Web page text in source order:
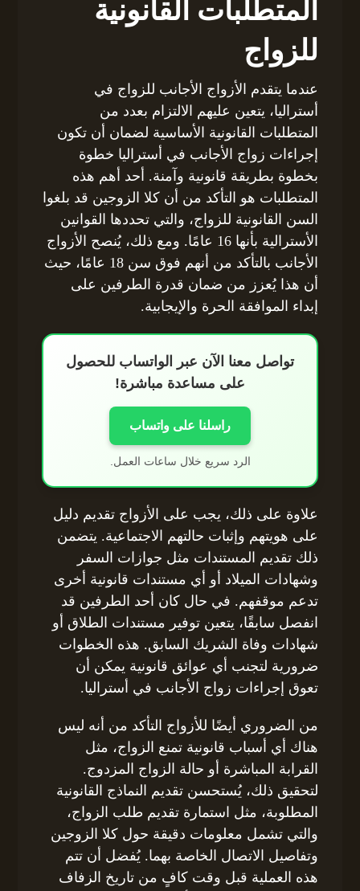
المتطلبات القانونية
للزواج
عندما يتقدم الأزواج الأجانب للزواج في
أستراليا، يتعين عليهم الالتزام بعدد من
المتطلبات القانونية الأساسية لضمان أن تكون
إجراءات زواج الأجانب في أستراليا خطوة
بخطوة بطريقة قانونية وآمنة. أحد أهم هذه
المتطلبات هو التأكد من أن كلا الزوجين قد بلغوا
السن القانونية للزواج، والتي تحددها القوانين
الأسترالية بأنها 16 عامًا. ومع ذلك، يُنصح الأزواج
الأجانب بالتأكد من أنهم فوق سن 18 عامًا، حيث
أن هذا يُعزز من ضمان قدرة الطرفين على
إبداء الموافقة الحرة والإيجابية.
تواصل معنا الآن عبر الواتساب للحصول
على مساعدة مباشرة!
راسلنا على واتساب
الرد سريع خلال ساعات العمل.
علاوة على ذلك، يجب على الأزواج تقديم دليل
على هويتهم وإثبات حالتهم الاجتماعية. يتضمن
ذلك تقديم المستندات مثل جوازات السفر
وشهادات الميلاد أو أي مستندات قانونية أخرى
تدعم موقفهم. في حال كان أحد الطرفين قد
انفصل سابقًا، يتعين توفير مستندات الطلاق أو
شهادات وفاة الشريك السابق. هذه الخطوات
ضرورية لتجنب أي عوائق قانونية يمكن أن
تعوق إجراءات زواج الأجانب في أستراليا.
من الضروري أيضًا للأزواج التأكد من أنه ليس
هناك أي أسباب قانونية تمنع الزواج، مثل
القرابة المباشرة أو حالة الزواج المزدوج.
لتحقيق ذلك، يُستحسن تقديم النماذج القانونية
المطلوبة، مثل استمارة تقديم طلب الزواج،
والتي تشمل معلومات دقيقة حول كلا الزوجين
وتفاصيل الاتصال الخاصة بهما. يُفضل أن تتم
هذه العملية قبل وقت كافٍ من تاريخ الزفاف